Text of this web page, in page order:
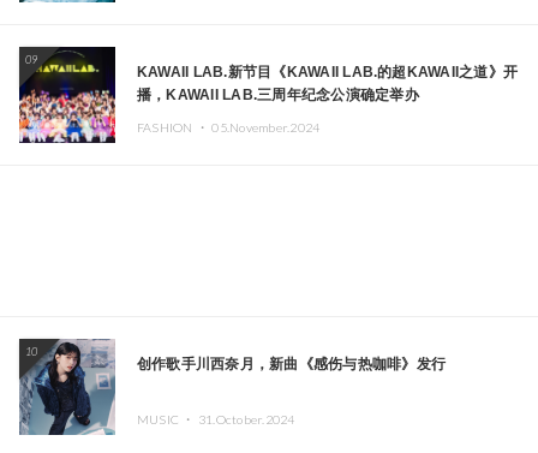
09
KAWAII LAB.新节目《KAWAII LAB.的超KAWAII之道》开
播，KAWAII LAB.三周年纪念公演确定举办
FASHION ・05.November.2024
10
创作歌手川西奈月，新曲《感伤与热咖啡》发行
MUSIC ・ 31.October.2024